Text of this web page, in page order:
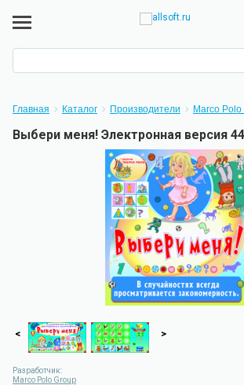
Главная Каталог Производители Marco
Выбери меня! Электронная версия
< >
Разработчик:
Marco Polo Group